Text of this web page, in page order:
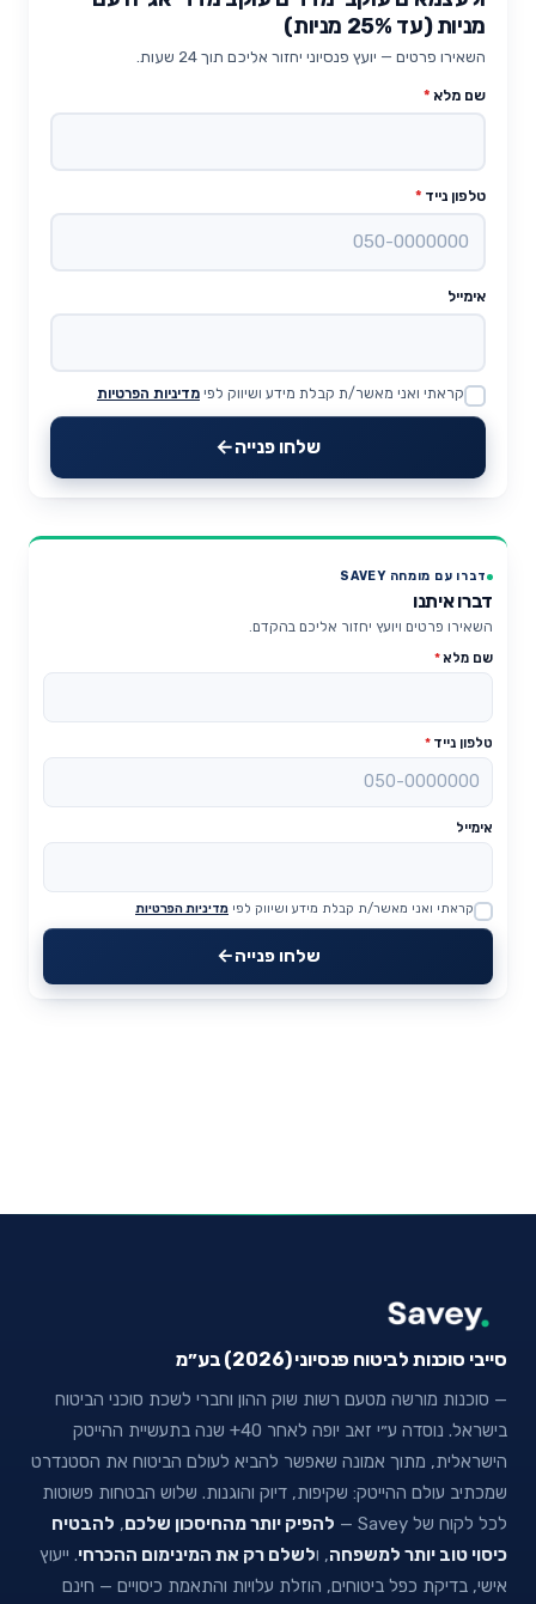
מניות (עד 25% מניות)
השאירו פרטים — יועץ פנסיוני יחזור אליכם תוך 24 שעות.
שם מלא *
טלפון נייד *
אימייל
Website
קראתי ואני מאשר/ת קבלת מידע ושיווק לפי מדיניות הפרטיות
שלחו פנייה
דברו עם מומחה SAVEY
דברו איתנו
השאירו פרטים ויועץ יחזור אליכם בהקדם.
שם מלא*
טלפון נייד *
אימייל
Website
קראתי ואני מאשר/ת קבלת מידע ושיווק לפי מדיניות הפרטיות
שלחו פנייה
סייבי סוכנות לביטוח פנסיוני (2026) בע״מ
— סוכנות מורשה מטעם רשות שוק ההון וחברי לשכת סוכני הביטוח
בישראל. נוסדה ע״י זאב יופה לאחר 40+ שנה בתעשיית ההייטק
הישראלית, מתוך אמונה שאפשר להביא לעולם הביטוח את הסטנדרט
שמכתיב עולם ההייטק: שקיפות, דיוק והוגנות. שלוש הבטחות פשוטות
לכל לקוח של Savey —
להפיק יותר מהחיסכון שלכם, להבטיח
כיסוי טוב יותר למשפחה, ולשלם רק את המינימום ההכרחי. ייעוץ
אישי, בדיקת כפל ביטוחים, הוזלת עלויות והתאמת כיסויים — חינם